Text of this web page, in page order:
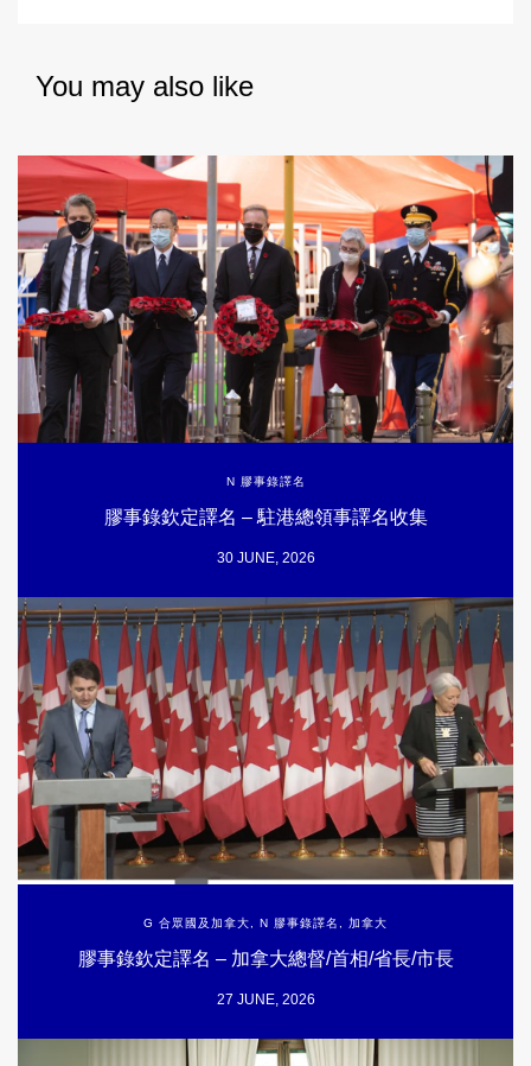
You may also like
N 膠事錄譯名
膠事錄欽定譯名 – 駐港總領事譯名收集
30 JUNE, 2026
G 合眾國及加拿大, N 膠事錄譯名 , 加拿大
膠事錄欽定譯名 – 加拿大總督/首相/省長/市長
27 JUNE, 2026